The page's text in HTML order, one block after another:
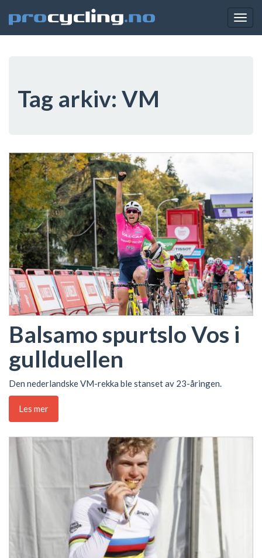
Tag arkiv: VM
Balsamo spurtslo Vos i
gullduellen
Den nederlandske VM-rekka ble stanset av 23-åringen.
Les mer